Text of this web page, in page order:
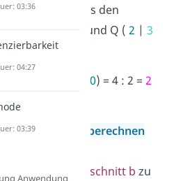
Werte aus den
) und Q (2 |3
:
0) = 4 : 2 = 2
berechnen
den y-Achsenabschnitt b zu
03:36
04:27
03:39
Anwendung